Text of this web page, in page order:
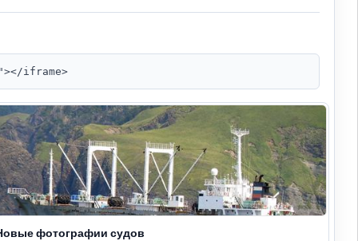
iframe>
фотографии судов